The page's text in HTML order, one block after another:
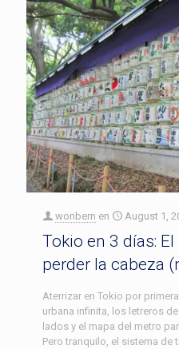
wonbern en August 1,
Tokio en 3 días:
perder la cabeza
Aterrizar en Tokio por
urbana infinita, los letreros
lados y el mapa del metro
Pero tranquilo, el sistema de